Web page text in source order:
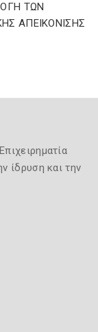
ΤΩΝ
ΑΠΕΙΚΟΝΙΣΗΣ
ίδρυση και την